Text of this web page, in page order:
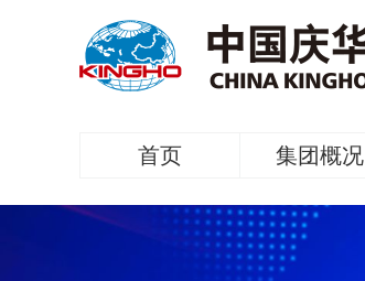
首页 集团概况